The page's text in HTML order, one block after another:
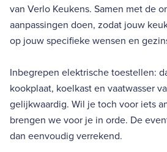
van Verlo Keukens. Samen met de
aanpassingen doen, zodat jouw
op jouw specifieke wensen en
Inbegrepen elektrische toestellen:
kookplaat, koelkast en vaatwasser
gelijkwaardig. Wil je toch voor iets
brengen we voor je in orde. De
dan eenvoudig verrekend.